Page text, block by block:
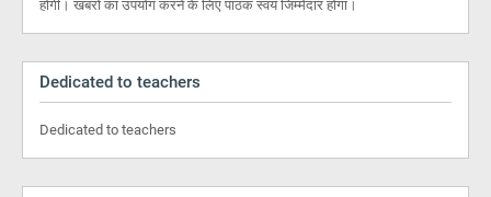
होगी। खबरों का उपयोग करने के लिए पाठक स्वयं जिम्मेदार होगा।
Dedicated to teachers
Dedicated to teachers